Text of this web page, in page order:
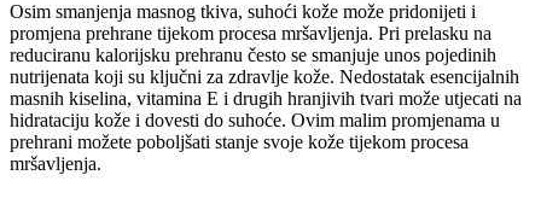
Osim smanjenja masnog tkiva, suhoći kože može pridonijeti i
promjena prehrane tijekom procesa mršavljenja. Pri prelasku na
reduciranu kalorijsku prehranu često se smanjuje unos pojedinih
nutrijenata koji su ključni za zdravlje kože. Nedostatak esencijalnih
masnih kiselina, vitamina E i drugih hranjivih tvari može utjecati na
hidrataciju kože i dovesti do suhoće. Ovim malim promjenama u
prehrani možete poboljšati stanje svoje kože tijekom procesa
mršavljenja.